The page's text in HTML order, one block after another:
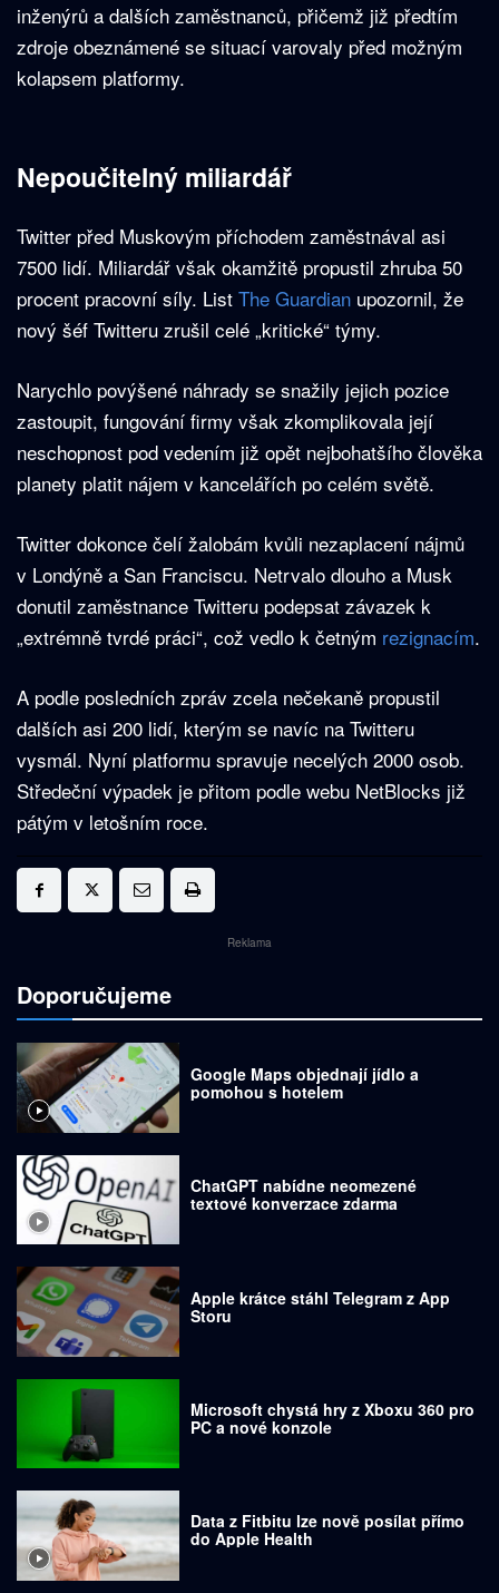
inženýrů a dalších zaměstnanců, přičemž již předtím
zdroje obeznámené se situací varovaly před možným
kolapsem platformy.
Nepoučitelný miliardář
Twitter před Muskovým příchodem zaměstnával asi
7500 lidí. Miliardář však okamžitě propustil zhruba 50
procent pracovní síly. List The Guardian upozornil, že
nový šéf Twitteru zrušil celé „kritické“ týmy.
Narychlo povýšené náhrady se snažily jejich pozice
zastoupit, fungování firmy však zkomplikovala její
neschopnost pod vedením již opět nejbohatšího člověka
planety platit nájem v kancelářích po celém světě.
Twitter dokonce čelí žalobám kvůli nezaplacení nájmů
v Londýně a San Franciscu. Netrvalo dlouho a Musk
donutil zaměstnance Twitteru podepsat závazek k
„extrémně tvrdé práci“, což vedlo k četným rezignacím.
A podle posledních zpráv zcela nečekaně propustil
dalších asi 200 lidí, kterým se navíc na Twitteru
vysmál. Nyní platformu spravuje necelých 2000 osob.
Středeční výpadek je přitom podle webu NetBlocks již
pátým v letošním roce.
Reklama
Doporučujeme
Google Maps objednají jídlo a
pomohou s hotelem
ChatGPT nabídne neomezené
textové konverzace zdarma
Apple krátce stáhl Telegram z App
Storu
Microsoft chystá hry z Xboxu 360 pro
PC a nové konzole
Data z Fitbitu lze nově posílat přímo
do Apple Health